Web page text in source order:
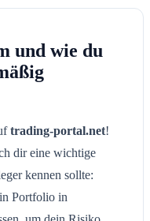
und wie du
trading-portal.net!
dir eine wichtige
kennen sollte:
Portfolio in